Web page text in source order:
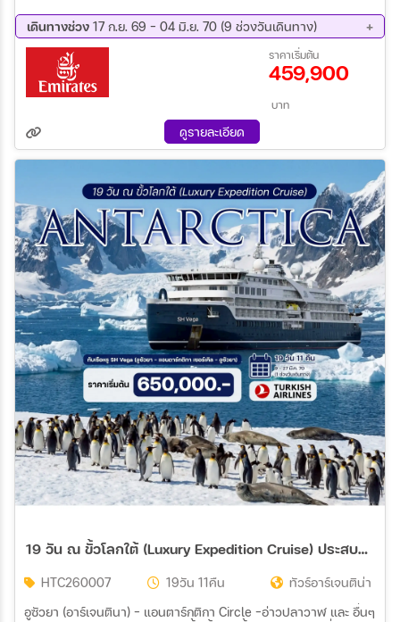
รูติลลาร์ - ชมหมู่บ้านเปอร์โตออคไต - ปวยร์โต วารัส - ปุนตา อาเรนัส
- ชมเมือง
เดินทางช่วง 17 ก.ย. 69 - 04 มิ.ย. 70 (9 ช่วงวันเดินทาง)
17 ก.ย. 69 - 03 ต.ค. 69
16 ต.ค. 69 - 01 พ.ย. 69
20 พ.ย. 69 - 06 ธ.ค. 69
24 ธ.ค. 69 - 09 ม.ค. 70
10 ก.พ. 70 - 26 ก.พ. 70
11 มี.ค 70 - 27 มี.ค 70
30 เม.ย 70 - 16 พ.ค. 70
ราคาเริ่มต้น
459,900
บาท
ดูรายละเอียด
19 วัน ณ ขั้วโลกใต้ (Luxury Expedition Cruise) ประสบการณ์ร่วมเดิมทางครั้งหนึ่งสู่ขั้วโลกใต้กับเรือหรู SH Vega
HTC260007 19วัน 11คืน
ทัวร์อาร์เจนติน่า
อูซัวยา (อาร์เจนตินา) – แอนตาร์กติกา Circle -อ่าวปลาวาฬ และ อื่นๆ